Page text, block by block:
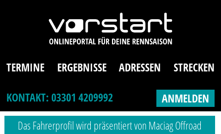
TERMINE ERGEBNISSE ADRESSEN
STRECKEN
KONTAKT: 03301 4209992
ANMELDEN
Das Fahrerprofil wird präsentiert von Maciag Offroad